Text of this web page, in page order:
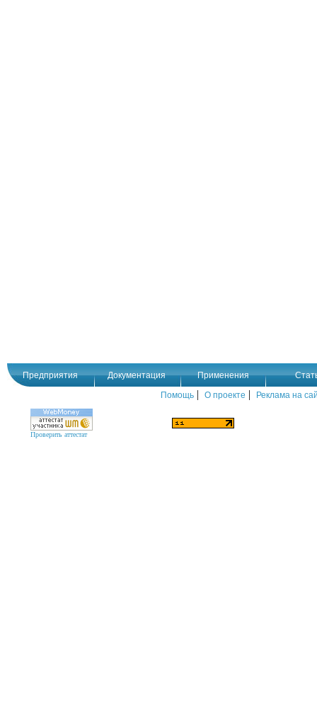
Предприятия Документация Применения
Помощь | О проекте | Реклама на
Проверить аттестат